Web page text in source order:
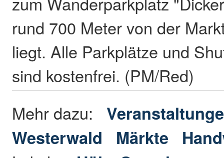
rund 700 Meter von der
liegt. Alle Parkplätze und
sind kostenfrei. (PM/Red)
Mehr dazu:
Westerwald
Märkte